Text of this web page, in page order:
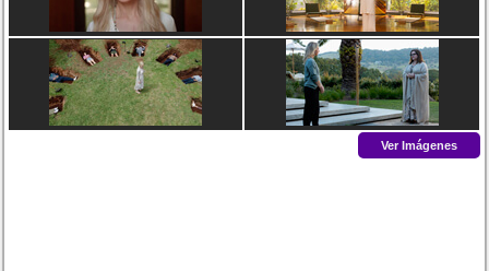
Ver Imágenes